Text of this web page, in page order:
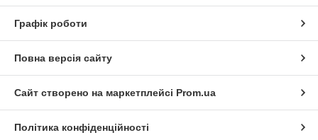
Графік роботи
Повна версія сайту
Сайт створено на маркетплейсі Prom.ua
Політика конфіденційності